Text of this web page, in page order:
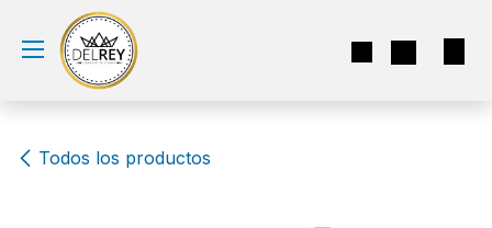
Ir al contenido
Todos los productos